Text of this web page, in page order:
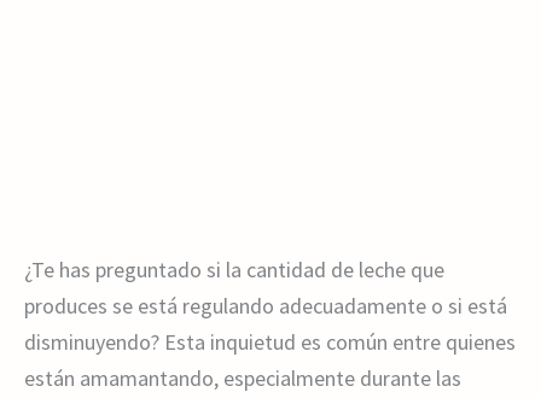
¿Te has preguntado si la cantidad de leche que
produces se está regulando adecuadamente o si está
disminuyendo? Esta inquietud es común entre quienes
están amamantando, especialmente durante las